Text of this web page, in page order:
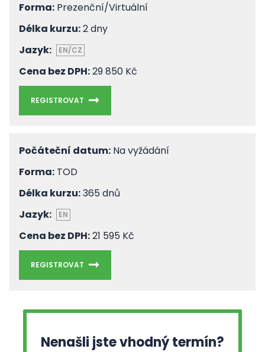
Forma: Prezenční/Virtuální
Délka kurzu:2 dny
Jazyk:
EN/CZ
Cena bez DPH:29 850 Kč
REGISTROVAT
Počáteční datum: Na vyžádání
Forma: TOD
Délka kurzu:365 dnů
Jazyk:
EN
Cena bez DPH:21 595 Kč
REGISTROVAT
Nenašli jste vhodný termín?